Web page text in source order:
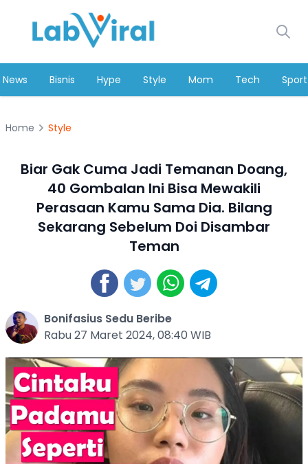
News Bisnis Hype Style Mom Tech Sport
Home Style
Biar Gak Cuma Jadi Temanan Doang,
40 Gombalan Ini Bisa Mewakili
Perasaan Kamu Sama Dia. Bilang
Sekarang Sebelum Doi Disambar
Teman
Bonifasius Sedu Beribe
Rabu 27 Maret 2024, 08:40 WIB